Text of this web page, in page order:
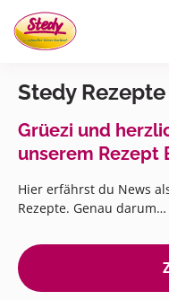
Stedy Rezepte
Grüezi und
unserem Rezept
Hier erfährst du News
Rezepte. Genau